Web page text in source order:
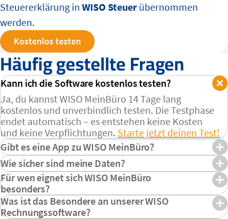
Steuererklärung in WISO Steuer übernommen
werden.
Kostenlos testen
Häufig gestellte Fragen
Kann ich die Software kostenlos testen?
Ja, du kannst WISO MeinBüro 14 Tage lang
kostenlos und unverbindlich testen. Die Testphase
endet automatisch – es entstehen keine Kosten
und keine Verpflichtungen. Starte jetzt deinen Test!
Gibt es eine App zu WISO MeinBüro?
Ja, ergänzend zur Webanwendung gibt es auch
eine mobile App für iOS & Android. Mit dieser
kannst du wichtige Aufgaben auch unterwegs
schnell und einfach erledigen, z. B. Belege scannen,
Rechnungen erstellen oder Kundendaten abrufen.
Hier geht's zum Download!
Wie sicher sind meine Daten?
Sehr sicher! Deine Daten werden aufmehrfach
gesicherten Servern in Deutschland
gespeichert –
selbstverständlich unter Einhaltung strenger EU-
Datenschutzvorgaben.
Für wen eignet sich WISO MeinBüro
besonders?
Unsere WISO-Software für Selbstständige richtet
sich an Freelancer, Gründer und kleine
Was ist das Besondere an unserer WISO
Rechnungssoftware?